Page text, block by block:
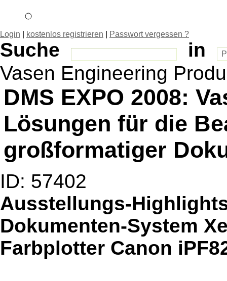
Login kostenlos registrieren Passwort vergessen ?
Suche
in
Vasen Engineering
DMS EXPO 2008:
Lösungen für die
großformatiger
ID: 57402
Ausstellungs-
Dokumenten-System
Farbplotter Canon